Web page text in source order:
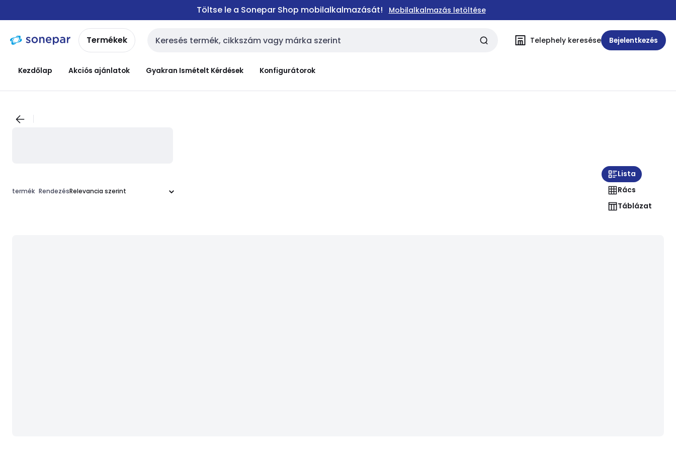
navigációhoztartalomra
Töltse le a Sonepar Shop mobilalkalmazását! Mobilalkalmazás letöltése
Termékek Keresési bemenet Telephely keresése Bejelentkezés
Kezdőlap Akciós ajánlatok Gyakran Ismételt Kérdések Konfigurátorok
termék Rendezés
Lista
Rács
Táblázat